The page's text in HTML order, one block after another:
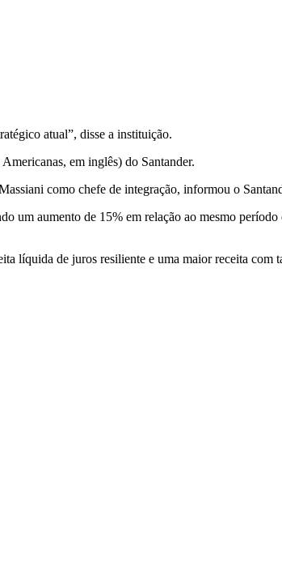
atual”, disse a instituição.
em inglês) do Santander.
como chefe de integração, informou o
aumento de 15% em relação ao mesmo
líquida de juros resiliente e uma maior receita